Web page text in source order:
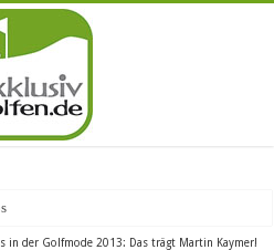
in der Golfmode 2013: Das trägt Martin Kaymer!